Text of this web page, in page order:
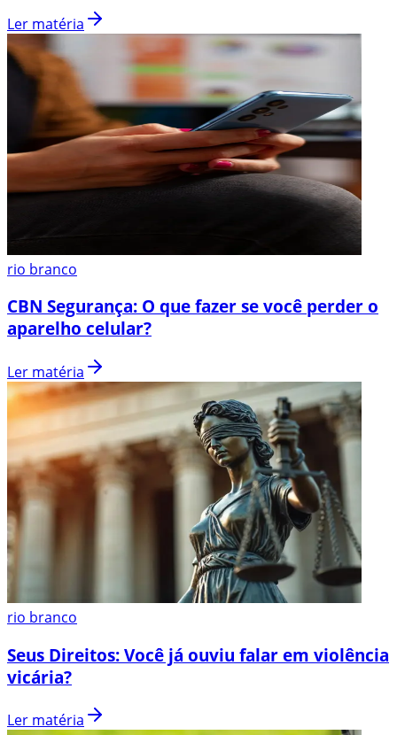
Ler matéria
rio branco
CBN Segurança: O que fazer se você perder o
aparelho celular?
Ler matéria
rio branco
Seus Direitos: Você já ouviu falar em violência
vicária?
Ler matéria